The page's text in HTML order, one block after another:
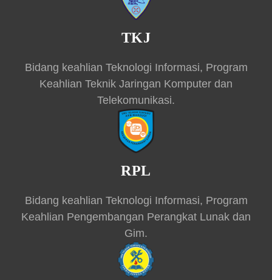
TKJ
Bidang keahlian Teknologi Informasi, Program
Keahlian Teknik Jaringan Komputer dan
Telekomunikasi.
RPL
Bidang keahlian Teknologi Informasi, Program
Keahlian Pengembangan Perangkat Lunak dan
Gim.